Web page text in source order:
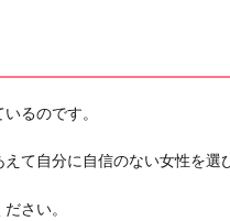
るのです。
て自分に自信のない女性を選
さい。